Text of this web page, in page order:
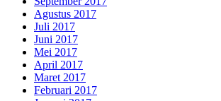
Agustus 2017
Juli 2017
Juni 2017
Mei 2017
April 2017
Maret 2017
Februari 2017